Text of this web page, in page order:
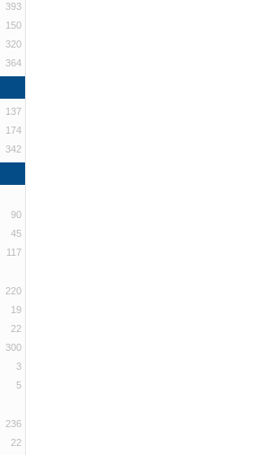
393
150
320
364
137
174
342
90
45
117
220
19
22
300
3
5
236
22